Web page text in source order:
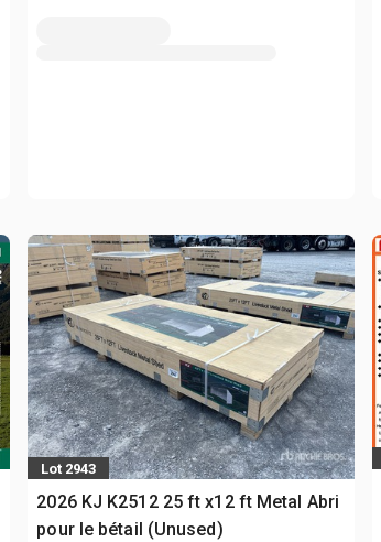
Lot 2943
2026 KJ K2512 25 ft x12 ft Metal Abri
pour le bétail (Unused)